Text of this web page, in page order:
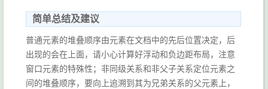
简单总结及建议
普通元素的堆叠顺序由元素在文档中的先后位置决定，后
出现的会在上面，请小心计算好浮动和负边距布局，注意
窗口元素的特殊性；非同级关系和非父子关系定位元素之
间的堆叠顺序，要向上追溯到其为兄弟关系的父元素上，